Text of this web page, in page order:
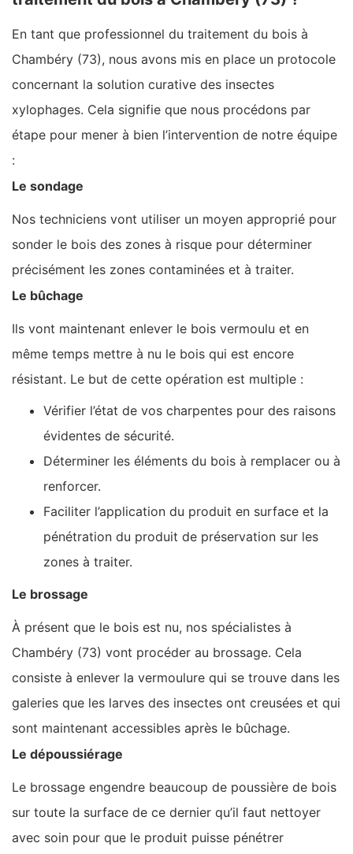
En tant que professionnel du traitement du bois à
Chambéry (73), nous avons mis en place un protocole
concernant la solution curative des insectes
xylophages. Cela signifie que nous procédons par
étape pour mener à bien l’intervention de notre équipe
:
Le sondage
Nos techniciens vont utiliser un moyen approprié pour
sonder le bois des zones à risque pour déterminer
précisément les zones contaminées et à traiter.
Le bûchage
Ils vont maintenant enlever le bois vermoulu et en
même temps mettre à nu le bois qui est encore
résistant. Le but de cette opération est multiple :
Vérifier l’état de vos charpentes pour des raisons
évidentes de sécurité.
Déterminer les éléments du bois à remplacer ou à
renforcer.
Faciliter l’application du produit en surface et la
pénétration du produit de préservation sur les
zones à traiter.
Le brossage
À présent que le bois est nu, nos spécialistes à
Chambéry (73) vont procéder au brossage. Cela
consiste à enlever la vermoulure qui se trouve dans les
galeries que les larves des insectes ont creusées et qui
sont maintenant accessibles après le bûchage.
Le dépoussiérage
Le brossage engendre beaucoup de poussière de bois
sur toute la surface de ce dernier qu’il faut nettoyer
avec soin pour que le produit puisse pénétrer